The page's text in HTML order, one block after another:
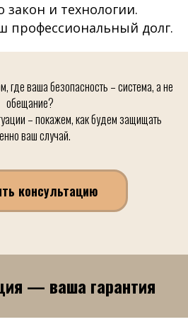
и технологии.
профессиональный долг.
где ваша безопасность – система, а не
обещание?
– покажем, как будем защищать
ваш случай.
консультацию
— ваша гарантия